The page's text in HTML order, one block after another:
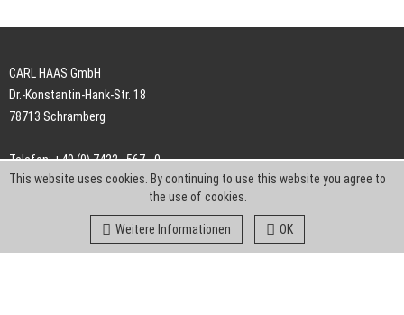
CARL HAAS GmbH
Dr.-Konstantin-Hank-Str. 18
78713 Schramberg
Telefon: +49 (0) 7422 . 567 - 0
Telefax: +49 (0) 7422 . 567 - 239
info-ch@kern-liebers.com
This website uses cookies. By continuing to use this website you agree to
the use of cookies.
Weitere Informationen OK